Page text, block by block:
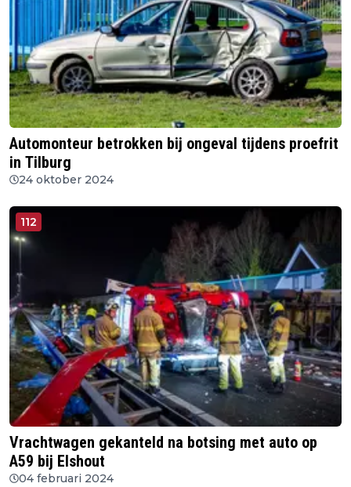
Automonteur betrokken bij ongeval tijdens proefrit
in Tilburg
24 oktober 2024
112
Vrachtwagen gekanteld na botsing met auto op
A59 bij Elshout
04 februari 2024